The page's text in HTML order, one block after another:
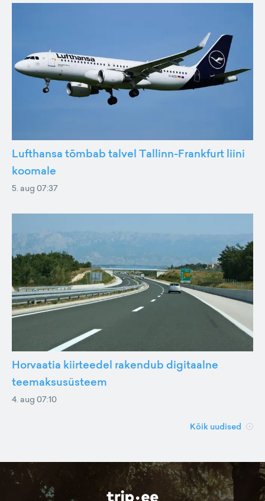
Lufthansa tõmbab talvel Tallinn-Frankfurt liini
koomale
5. aug 07:37
Horvaatia kiirteedel rakendub digitaalne
teemaksusüsteem
4. aug 07:10
Kõik uudised